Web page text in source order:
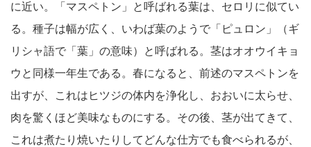
に近い。「マスペトン」と呼ばれる葉は、セロリに似てい
る。種子は幅が広く、いわば葉のようで「ピュロン」（ギ
リシャ語で「葉」の意味）と呼ばれる。茎はオオウイキョ
ウと同様一年生である。春になると、前述のマスペトンを
出すが、これはヒツジの体内を浄化し、おおいに太らせ、
肉を驚くほど美味なものにする。その後、茎が出てきて、
これは煮たり焼いたりしてどんな仕方でも食べられるが、